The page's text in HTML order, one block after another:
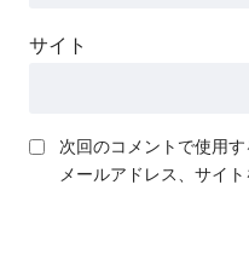
サイト
次回のコメントで使用
メールアドレス、サイト